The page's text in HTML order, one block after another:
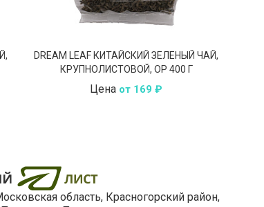
DREAM LEAF КИТАЙСКИЙ ЗЕЛЕНЫЙ ЧАЙ,
КРУПНОЛИСТОВОЙ, OP 400 Г
Цена от 169 ₽
область, Красногорский район,